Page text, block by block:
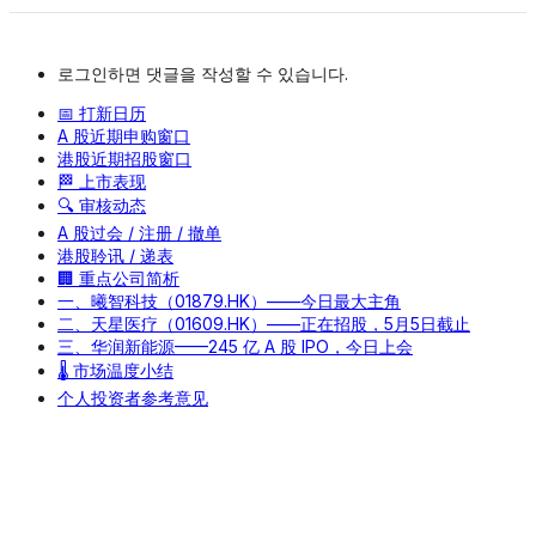
로그인하면 댓글을 작성할 수 있습니다.
📅 打新日历
A 股近期申购窗口
港股近期招股窗口
🏁 上市表现
🔍 审核动态
A 股过会 / 注册 / 撤单
港股聆讯 / 递表
🏢 重点公司简析
一、曦智科技（01879.HK）——今日最大主角
二、天星医疗（01609.HK）——正在招股，5月5日截止
三、华润新能源——245 亿 A 股 IPO，今日上会
🌡️ 市场温度小结
个人投资者参考意见